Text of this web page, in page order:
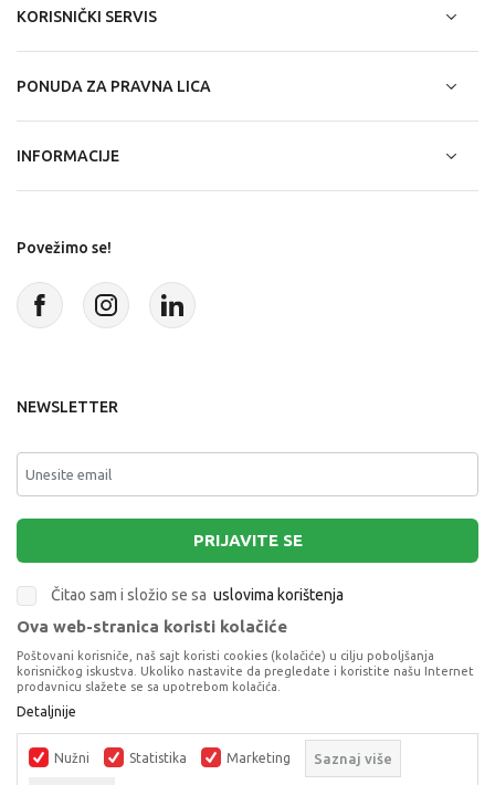
KORISNIČKI SERVIS
PONUDA ZA PRAVNA LICA
INFORMACIJE
Povežimo se!
NEWSLETTER
PRIJAVITE SE
Čitao sam i složio se sa uslovima korištenja
Terms of Service
apply.
Ova web-stranica koristi kolačiće
Poštovani korisniče, naš sajt koristi cookies (kolačiće) u cilju poboljšanja
korisničkog iskustva. Ukoliko nastavite da pregledate i koristite našu Internet
prodavnicu slažete se sa upotrebom kolačića.
Detaljnije
Nužni Statistika Marketing Saznaj više